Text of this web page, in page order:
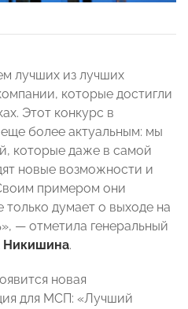
лучших из лучших
которые достигли
Этот конкурс в
более актуальным: мы
которые даже в самой
новые возможности и
примером они
только думает о выходе на
— отметила генеральный
Никишина.
новая
для МСП: «Лучший